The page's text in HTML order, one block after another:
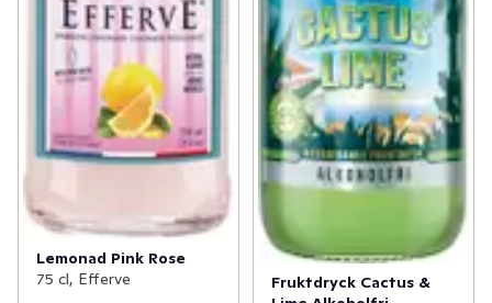
Lemonad Pink Rose
75 cl, Efferve
Fruktdryck Cactus &